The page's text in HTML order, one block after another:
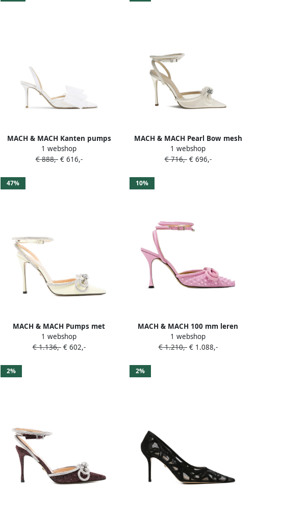
MACH & MACH Kanten pumps
met strik Wit
1 webshop
€ 888,-€ 616,-
MACH & MACH Pearl Bow mesh
pumps Wit
1 webshop
€ 716,-€ 696,-
47%
MACH & MACH Pumps met
enkelbandje en strik Geel
1 webshop
€ 1.136,-€ 602,-
10%
MACH & MACH 100 mm leren
pumps verfraaid met strik en
studs Roze
1 webshop
€ 1.210,-€ 1.088,-
2% 2%